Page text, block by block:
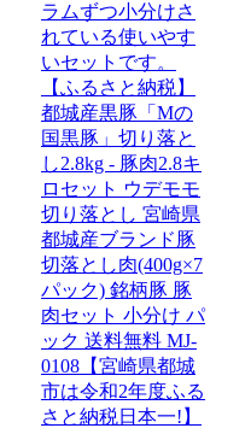
ラムずつ小分けさ
れている使いやす
いセットです。
【ふるさと納税】
都城産黒豚「Mの
国黒豚」切り落と
し2.8kg - 豚肉2.8キ
ロセット ウデモモ
切り落とし 宮崎県
都城産ブランド豚
切落とし肉(400g×7
パック) 銘柄豚 豚
肉セット 小分け パ
ック 送料無料 MJ-
0108【宮崎県都城
市は令和2年度ふる
さと納税日本一!】